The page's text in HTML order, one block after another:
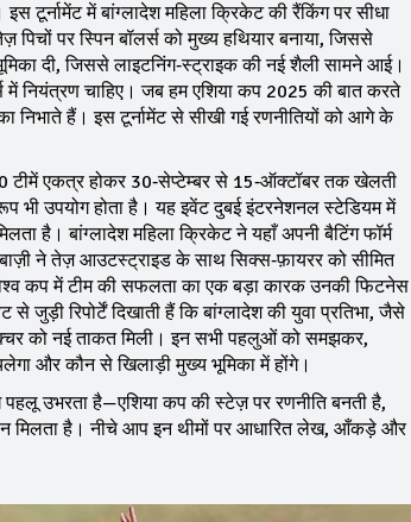
। इस टूर्नामेंट में बांग्लादेश महिला क्रिकेट की रैंकिंग पर सीधा
पर स्पिन बॉलर्स को मुख्य हथियार बनाया, जिससे
दी, जिससे लाइटनिंग‑स्ट्राइक की नई शैली सामने आई।
में नियंत्रण चाहिए। जब हम एशिया कप 2025 की बात करते
निभाते हैं। इस टूर्नामेंट से सीखी गई रणनीतियों को आगे के
टीमें एकत्र होकर 30‑सेप्टेम्बर से 15‑ऑक्टॉबर तक खेलती
भी उपयोग होता है । यह इवेंट दुबई इंटरनेशनल स्टेडियम में
है। बांग्लादेश महिला क्रिकेट ने यहाँ अपनी बैटिंग फॉर्म
ने तेज़ आउटस्ट्राइड के साथ सिक्स‑फ़ायरर को सीमित
कप में टीम की सफलता का एक बड़ा कारक उनकी फिटनेस
रिपोर्टें दिखाती हैं कि बांग्लादेश की युवा प्रतिभा, जैसे
को नई ताकत मिली। इन सभी पहलुओं को समझकर,
और कौन से खिलाड़ी मुख्य भूमिका में होंगे।
उभरता है—एशिया कप की स्टेज़ पर रणनीति बनती है,
मिलता है। नीचे आप इन थीमों पर आधारित लेख, आँकड़े और